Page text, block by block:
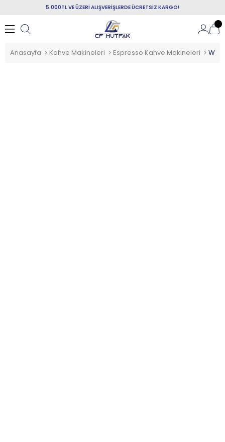
5.000TL VE ÜZERİ ALIŞVERİŞLERDE ÜCRETSİZ KARGO!
Anasayfa Kahve Makineleri Espresso Kahve Makineleri